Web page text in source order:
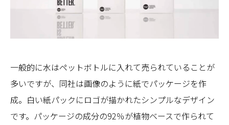
一般的に水はペットボトルに入れて売られていることが
多いですが、同社は画像のように紙でパッケージを作
成。白い紙パックにロゴが描かれたシンプルなデザイン
です。パッケージの成分の92％が植物ベースで作られて